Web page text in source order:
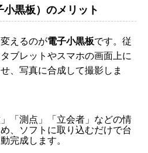
黒板）のメリット
えるのが電子小黒板です。従
ブレットやスマホの画面上に
、写真に合成して撮影しま
「測点」「立会者」などの情
、ソフトに取り込むだけで台
完成します。